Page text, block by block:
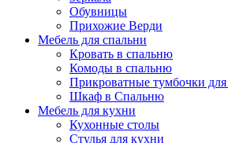
Обувницы
Прихожие Верди
Мебель для спальни
Кровать в спальню
Комоды в спальню
Прикроватные тумбочки для
Шкаф в Спальню
Мебель для кухни
Кухонные столы
Стулья для кухни